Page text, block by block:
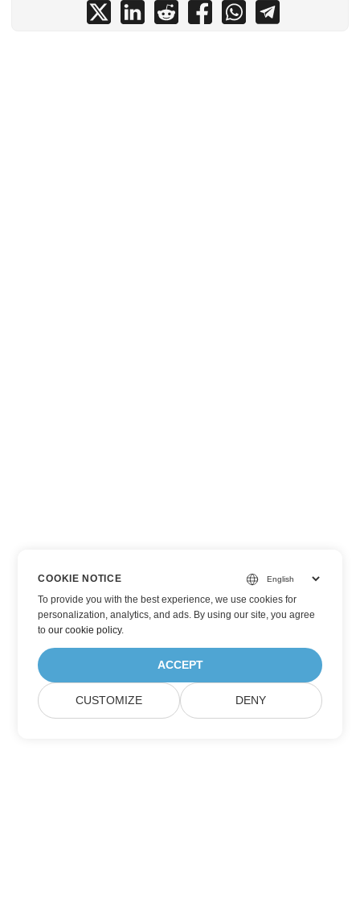
COOKIE NOTICE
To provide you with the best experience, we use cookies for
personalization, analytics, and ads. By using our site, you agree
toour cookie policy.
ACCEPT
CUSTOMIZE DENY